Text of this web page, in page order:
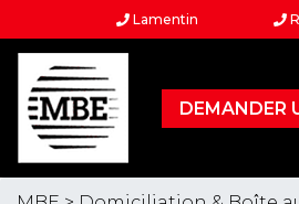
Lamentin
DEMANDER